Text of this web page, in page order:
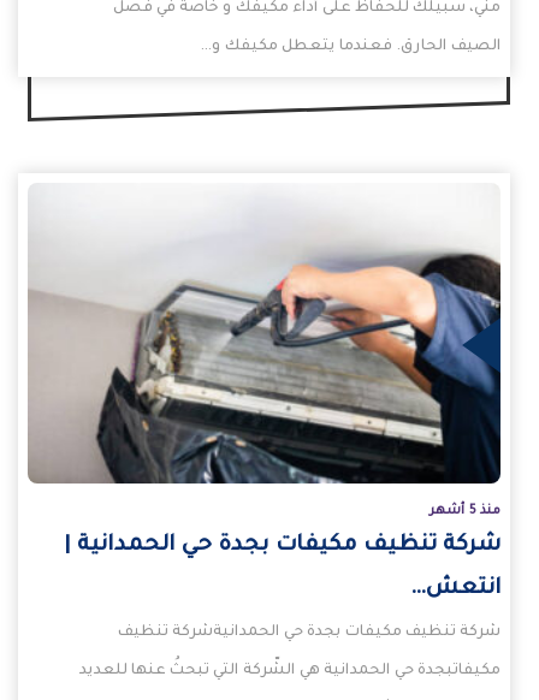
مني، سبيلك للحفاظ على أداء مكيفك و خاصة في فصل
الصيف الحارق. فعندما يتعطل مكيفك و…
منذ 5 أشهر
شركة تنظيف مكيفات بجدة حي الحمدانية |
انتعش…
شركة تنظيف مكيفات بجدة حي الحمدانيةشركة تنظيف
مكيفاتبجدة حي الحمدانية هي الشّركة التي تبحثُ عنها للعديد